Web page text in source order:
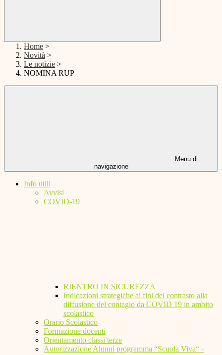
Home >
Novità >
Le notizie >
NOMINA RUP
Menu di
navigazione
Info utili
Avvisi
COVID-19
RIENTRO IN SICUREZZA
Indicazioni strategiche ai fini del contrasto alla
diffusione del contagio da COVID 19 in ambito
scolastico
Orario Scolastico
Formazione docenti
Orientamento classi terze
Autorizzazione Alunni programma “Scuola Viva“ -